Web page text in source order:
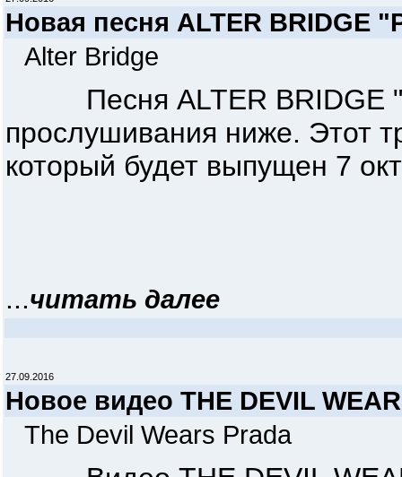
Новая песня ALTER BRIDGE
Alter Bridge
Песня ALTER BRIDGE
прослушивания ниже. Этот
который будет выпущен 7
...читать далее
27.09.2016
Новое видео THE DEVIL
The Devil Wears Prada